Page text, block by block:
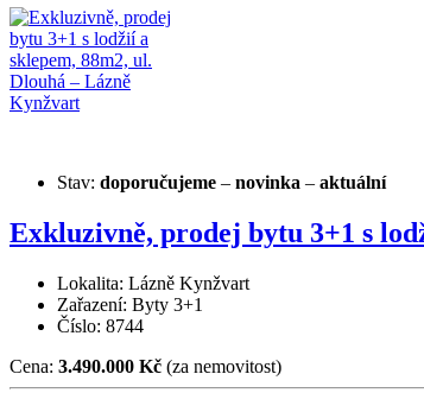
Stav: doporučujeme – novinka – aktuální
Exkluzivně, prodej bytu 3+1 s
Lokalita: Lázně Kynžvart
Zařazení: Byty 3+1
Číslo: 8744
Cena: 3.490.000 Kč (za nemovitost)